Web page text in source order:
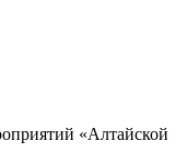
«Алтайской